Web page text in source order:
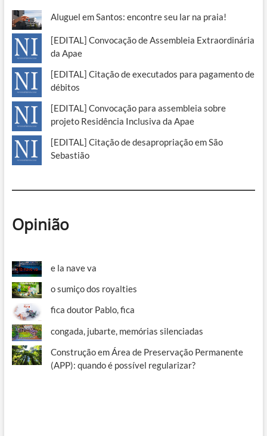
Aluguel em Santos: encontre seu lar na praia!
[EDITAL] Convocação de Assembleia Extraordinária
da Apae
[EDITAL] Citação de executados para pagamento de
débitos
[EDITAL] Convocação para assembleia sobre
projeto Residência Inclusiva da Apae
[EDITAL] Citação de desapropriação em São
Sebastião
Opinião
e la nave va
o sumiço dos royalties
fica doutor Pablo, fica
congada, jubarte, memórias silenciadas
Construção em Área de Preservação Permanente
(APP): quando é possível regularizar?